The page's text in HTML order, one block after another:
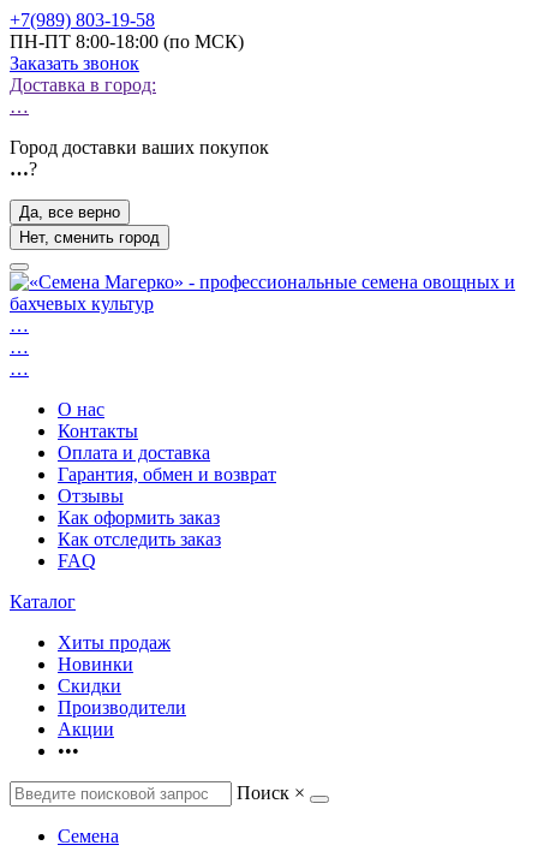
+7(989) 803-19-58
ПН-ПТ 8:00-18:00 (по МСК)
Заказать звонок
Доставка в город:
…
Город доставки ваших покупок
…?
Да, все верно
Нет, сменить город
…
…
…
О нас
Контакты
Оплата и доставка
Гарантия, обмен и возврат
Отзывы
Как оформить заказ
Как отследить заказ
FAQ
Каталог
Хиты продаж
Новинки
Скидки
Производители
Акции
•••
Поиск ×
Семена